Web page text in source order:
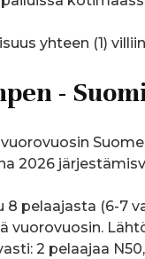
yhteen (1)
-
2026
pelaajasta (6-7
vuorovuosin.
2 pelaajaa